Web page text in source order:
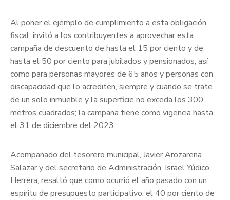
Al poner el ejemplo de cumplimiento a esta obligación
fiscal, invitó a los contribuyentes a aprovechar esta
campaña de descuento de hasta el 15 por ciento y de
hasta el 50 por ciento para jubilados y pensionados, así
como para personas mayores de 65 años y personas con
discapacidad que lo acrediten, siempre y cuando se trate
de un solo inmueble y la superficie no exceda los 300
metros cuadrados; la campaña tiene como vigencia hasta
el 31 de diciembre del 2023.
Acompañado del tesorero municipal, Javier Arozarena
Salazar y del secretario de Administración, Israel Yúdico
Herrera, resaltó que como ocurrió el año pasado con un
espíritu de presupuesto participativo, el 40 por ciento de